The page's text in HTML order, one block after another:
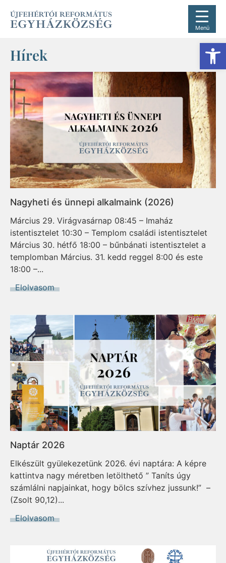
Menü
Hírek
Nagyheti és ünnepi alkalmaink (2026)
Március 29. Virágvasárnap 08:45 – Imaház
istentisztelet 10:30 – Templom családi istentisztelet
Március 30. hétfő 18:00 – bűnbánati istentisztelet a
templomban Március. 31. kedd reggel 8:00 és este
18:00 –...
Elolvasom
Naptár 2026
Elkészült gyülekezetünk 2026. évi naptára: A képre
kattintva nagy méretben letölthető ” Taníts úgy
számlálni napjainkat, hogy bölcs szívhez jussunk!” –
(Zsolt 90,12)...
Elolvasom